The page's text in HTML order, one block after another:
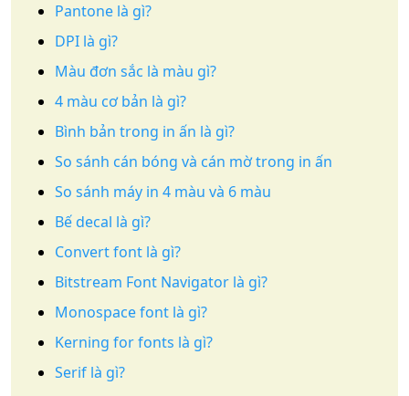
Pantone là gì?
DPI là gì?
Màu đơn sắc là màu gì?
4 màu cơ bản là gì?
Bình bản trong in ấn là gì?
So sánh cán bóng và cán mờ trong in ấn
So sánh máy in 4 màu và 6 màu
Bế decal là gì?
Convert font là gì?
Bitstream Font Navigator là gì?
Monospace font là gì?
Kerning for fonts là gì?
Serif là gì?